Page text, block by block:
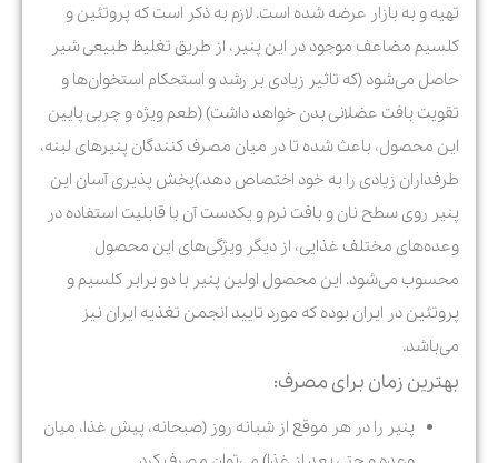
تهیه و به بازار عرضه شده است. لازم به ذکر است که پروتئین و
کلسیم مضاعف موجود در این پنیر، از طریق تغلیظ طبیعی شیر
حاصل می‌شود (که تاثیر زیادی بر رشد و استحکام استخوان‌ها و
تقویت بافت عضلانی بدن خواهد داشت) (طعم ویژه و چربی پایین
این محصول، باعث شده تا در میان مصرف کنندگان پنیرهای لبنه،
طرفداران زیادی را به خود اختصاص دهد.)پخش پذیری آسان این
پنیر روی سطح نان و بافت نرم و یکدست آن با قابلیت استفاده در
وعده‌های مختلف غذایی، از دیگر ویژگی‌های این محصول
محسوب می‌شود. این محصول اولین پنیر با دو برابر کلسیم و
پروتئین در ایران بوده که مورد تایید انجمن تغذیه ایران نیز
می‌باشد.
بهترین زمان برای مصرف:
پنیر را در هر موقع از شبانه روز (صبحانه، پيش غذا، ميان